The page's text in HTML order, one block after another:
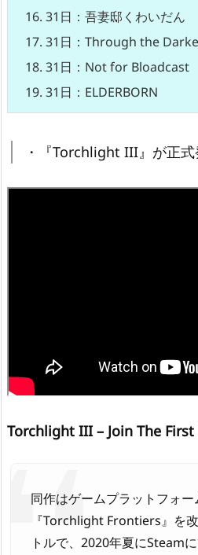
16. 31日：吾妻邸くわいだん
17. 31日：Through the
18. 31日：Not for Bloadcast
19. 31日：ELDERBORN
・『Torchlight III』が正式
Torchlight III – Join The
同作はゲームプラットフォ
『Torchlight Frontiers』を
トルで、2020年夏にSteam